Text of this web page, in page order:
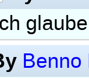
Benno